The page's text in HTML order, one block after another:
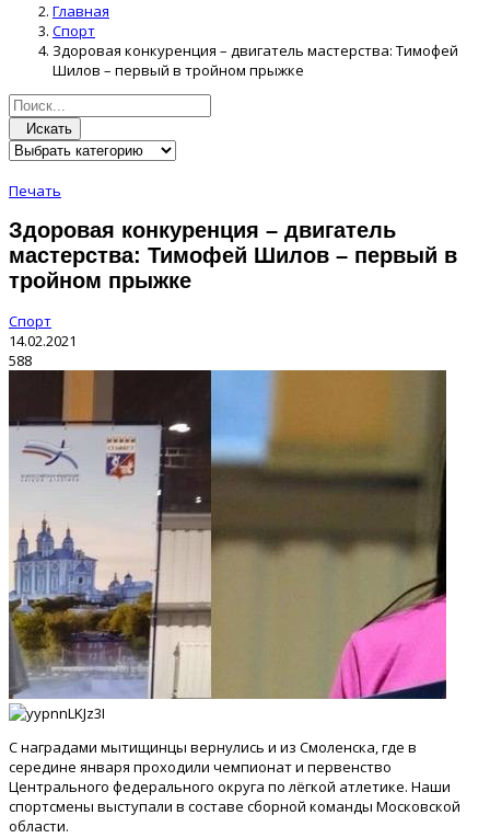
Главная
Спорт
Здоровая конкуренция – двигатель мастерства: Тимофей
Шилов – первый в тройном прыжке
Искать
Печать
Здоровая конкуренция – двигатель
мастерства: Тимофей Шилов – первый в
тройном прыжке
Спорт
14.02.2021
588
С наградами мытищинцы вернулись и из Смоленска, где в
середине января проходили чемпионат и первенство
Центрального федерального округа по лёгкой атлетике. Наши
спортсмены выступали в составе сборной команды Московской
области.